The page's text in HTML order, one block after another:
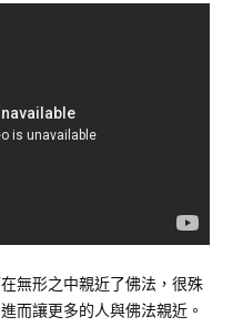
無形之中親近了佛法，很殊
而讓更多的人與佛法親近。